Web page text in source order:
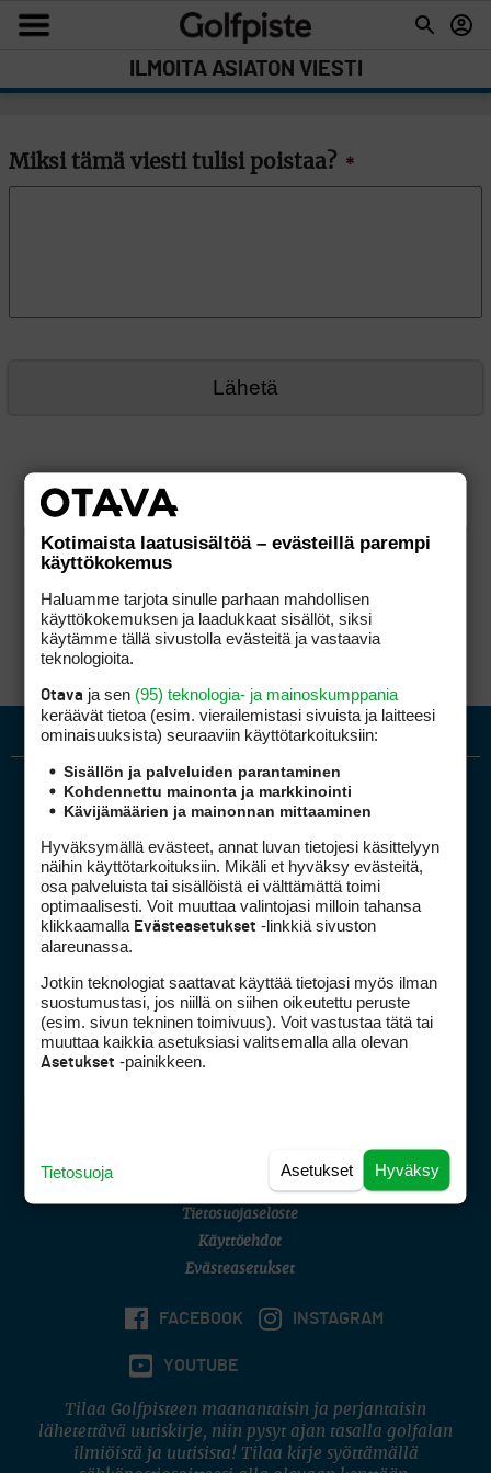
ILMOITA ASIATON VIESTI
Miksi tämä viesti tulisi poistaa? *
Golfpiste mediakortti
Golfpisteen yhteystiedot
DSA avoimuusraportti
Asiakaspalvelu
(digi) digi@otavamedia.fi
Tietosuojaseloste
Käyttöehdot
Evästeasetukset
FACEBOOK INSTAGRAM
YOUTUBE
Tilaa Golfpisteen maanantaisin ja perjantaisin
lähetettävä uutiskirje, niin pysyt ajan tasalla golfalan
ilmiöistä ja uutisista! Tilaa kirje syöttämällä
Kotimaista laatusisältöä – evästeillä parempi
käyttökokemus
Haluamme tarjota sinulle parhaan mahdollisen
käyttökokemuksen ja laadukkaat sisällöt, siksi
käytämme tällä sivustolla evästeitä ja vastaavia
teknologioita.
Otava ja sen (95) teknologia- ja mainoskumppania
keräävät tietoa (esim. vierailemis­tasi sivuista ja laitteesi
ominaisuuk­sista) seuraaviin käyttötarkoituksiin:
Sisällön ja palveluiden parantaminen
Kohdennettu mainonta ja markkinointi
Kävijämäärien ja mainonnan mittaaminen
Hyväksymällä evästeet, annat luvan tietojesi käsittelyyn
näihin käyttötarkoituksiin. Mikäli et hyväksy evästeitä,
osa palveluista tai sisällöistä ei välttämättä toimi
optimaalisesti. Voit muuttaa valintojasi milloin tahansa
klikkaamalla Evästeasetukset -linkkiä sivuston
alareunassa.
Jotkin teknologiat saattavat käyttää tietojasi myös ilman
suostumustasi, jos niillä on siihen oikeutettu peruste
(esim. sivun tekninen toimivuus). Voit vastustaa tätä tai
muuttaa kaikkia asetuksiasi valitsemalla alla olevan
Asetukset -painikkeen.
Hyväksy
Asetukset
Tietosuoja